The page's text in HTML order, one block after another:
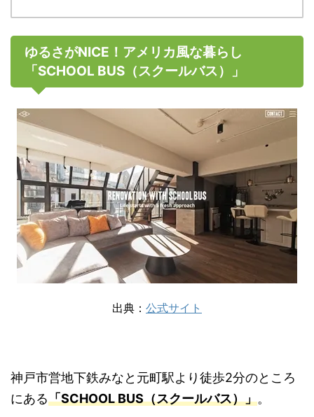
ゆるさがNICE！アメリカ風な暮らし
「SCHOOL BUS（スクールバス）」
出典： 公式サイト
神戸市営地下鉄みなと元町駅より徒歩2分のところ
にある「SCHOOL BUS（スクールバス）」。